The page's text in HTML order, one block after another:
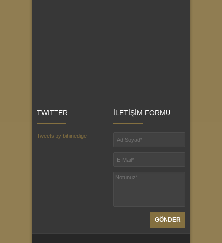
TWITTER
Tweets by bihinedige
İLETİŞİM FORMU
GÖNDER